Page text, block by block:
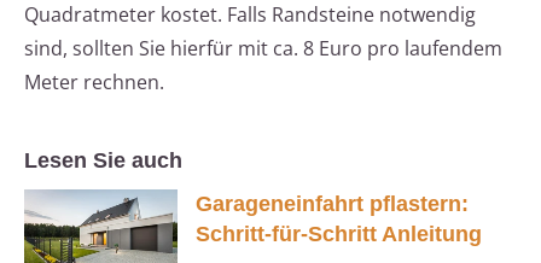
Quadratmeter kostet. Falls Randsteine notwendig
sind, sollten Sie hierfür mit ca. 8 Euro pro laufendem
Meter rechnen.
Lesen Sie auch
Garageneinfahrt pflastern:
Schritt-für-Schritt Anleitung